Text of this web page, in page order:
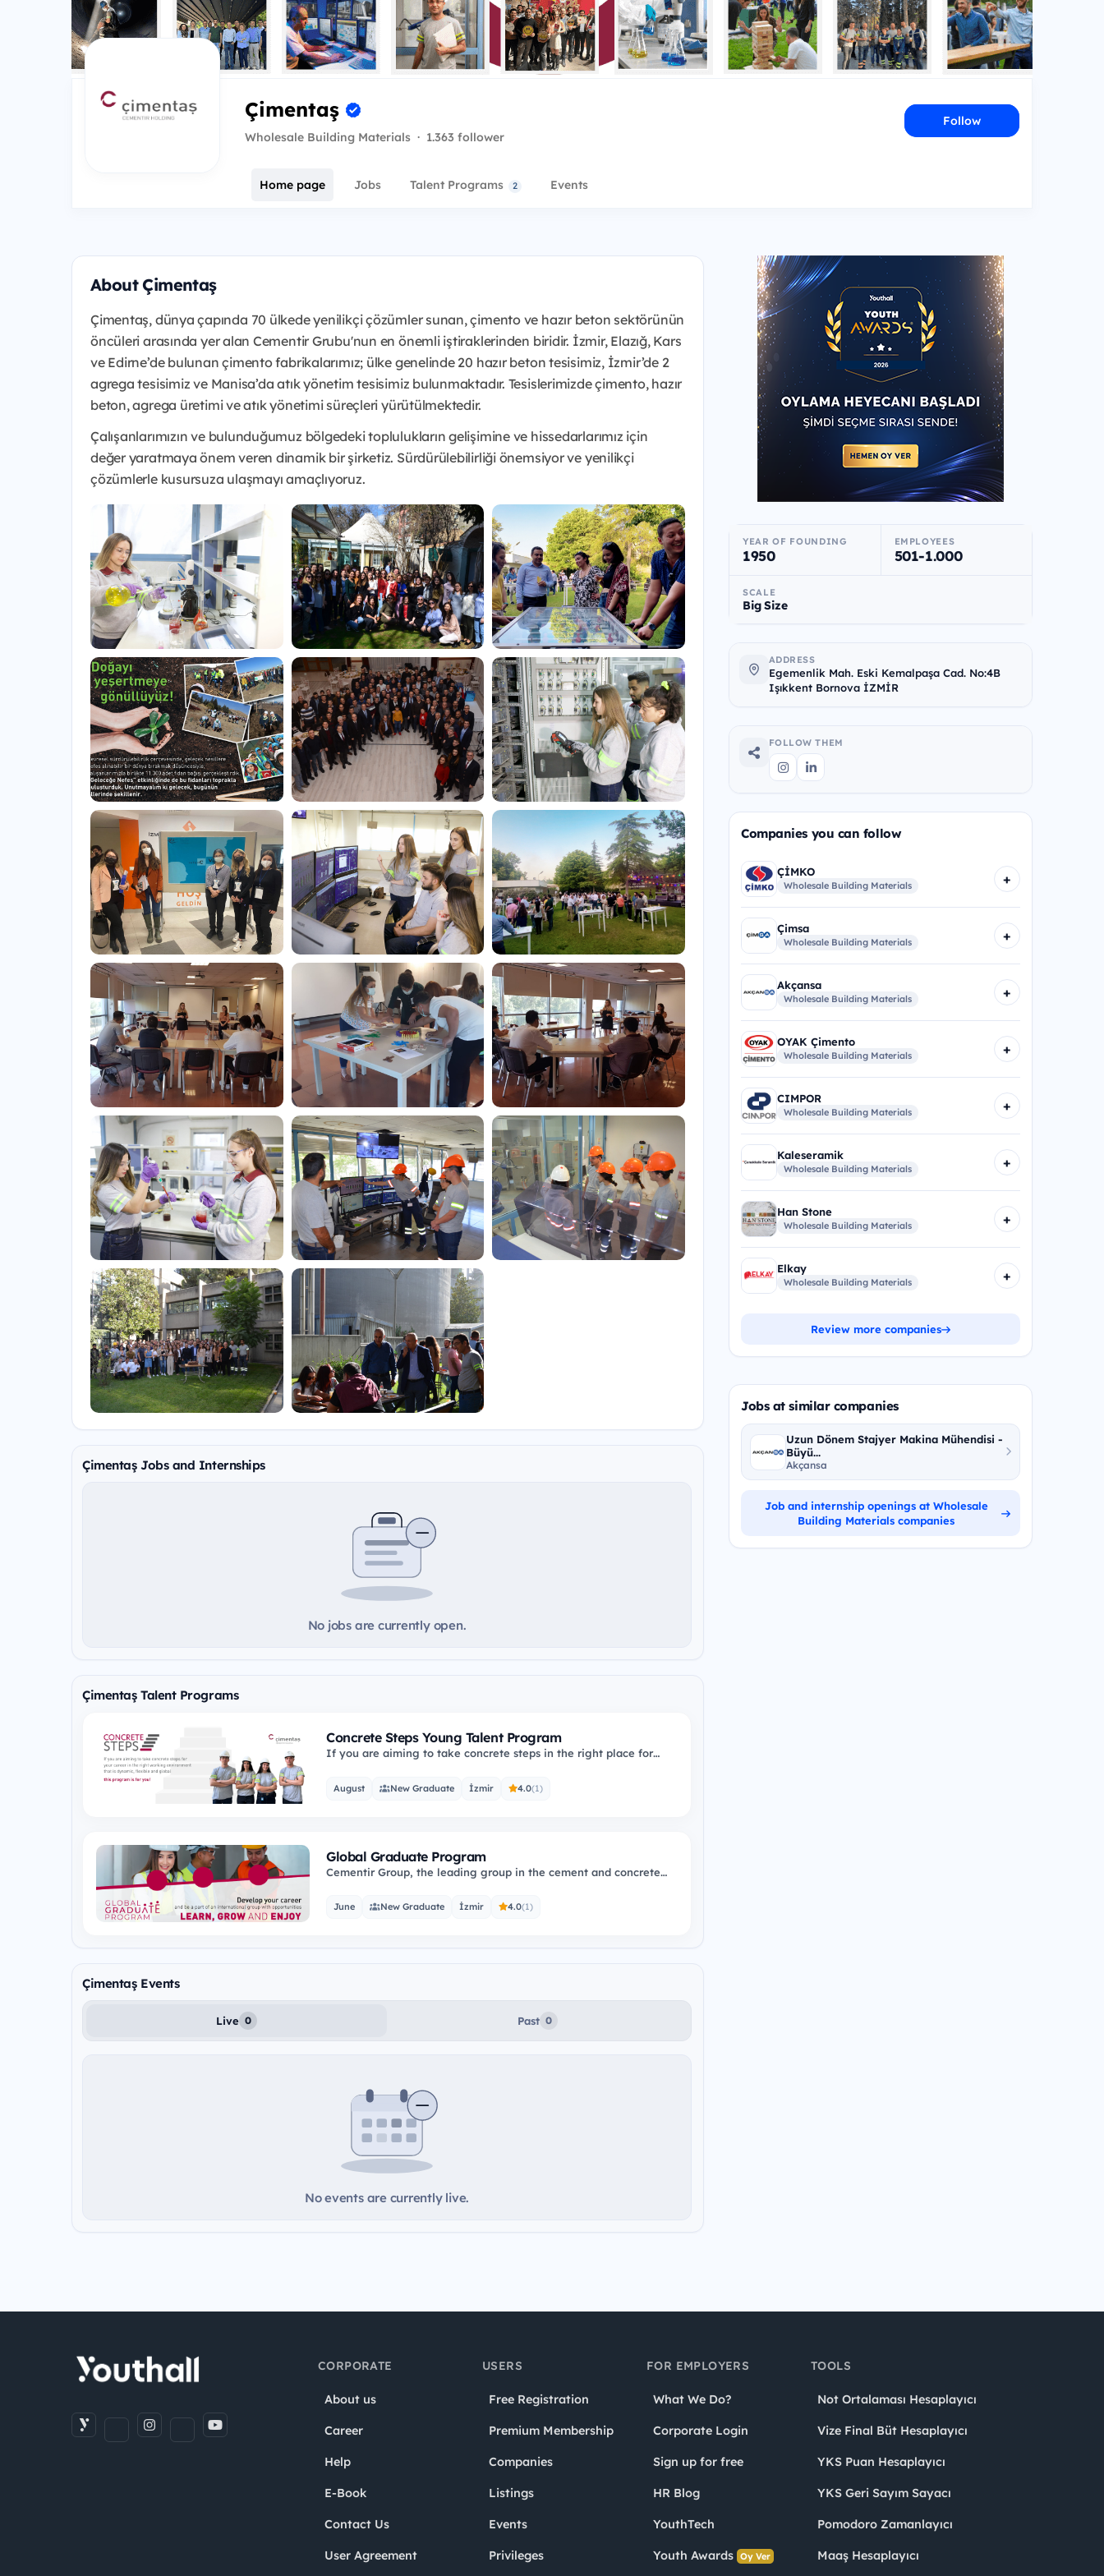
Çimentaş
Wholesale Building Materials · 1.363 follower
Follow
Home page Jobs Talent Programs 2 Events
About Çimentaş
Çimentaş, dünya çapında 70 ülkede yenilikçi çözümler sunan, çimento ve hazır beton sektörünün
öncüleri arasında yer alan Cementir Grubu'nun en önemli iştiraklerinden biridir. İzmir, Elazığ, Kars
ve Edirne’de bulunan çimento fabrikalarımız; ülke genelinde 20 hazır beton tesisimiz, İzmir’de 2
agrega tesisimiz ve Manisa’da atık yönetim tesisimiz bulunmaktadır. Tesislerimizde çimento, hazır
beton, agrega üretimi ve atık yönetimi süreçleri yürütülmektedir.
Çalışanlarımızın ve bulunduğumuz bölgedeki toplulukların gelişimine ve hissedarlarımız için
değer yaratmaya önem veren dinamik bir şirketiz. Sürdürülebilirliği önemsiyor ve yenilikçi
çözümlerle kusursuza ulaşmayı amaçlıyoruz.
Çimentaş Jobs and Internships
No jobs are currently open.
Çimentaş Talent Programs
Concrete Steps Young Talent Program
If you are aiming to take concrete steps in the right place for
August New Graduate İzmir 4.0(1)
Global Graduate Program
Cementir Group, the leading group in the cement and concrete
June New Graduate İzmir 4.0(1)
Çimentaş Events
Live 0 Past 0
No events are currently live.
YEAR OF FOUNDING
1950
EMPLOYEES
501-1.000
SCALE
Big Size
ADDRESS
Egemenlik Mah. Eski Kemalpaşa Cad. No:4B
Işıkkent Bornova İZMİR
FOLLOW THEM
Companies you can follow
ÇİMKO
Wholesale Building Materials +
Çimsa
Wholesale Building Materials +
Akçansa
Wholesale Building Materials +
OYAK Çimento
Wholesale Building Materials +
CIMPOR
Wholesale Building Materials +
Kaleseramik
Wholesale Building Materials +
Han Stone
Wholesale Building Materials +
Elkay
Wholesale Building Materials +
Review more companies
Jobs at similar companies
Uzun Dönem Stajyer Makina Mühendisi -
Büyü...
Akçansa
Job and internship openings at Wholesale
Building Materials companies
CORPORATE
About us
Career
Help
E-Book
Contact Us
User Agreement
USERS
Free Registration
Premium Membership
Companies
Listings
Events
Privileges
FOR EMPLOYERS
What We Do?
Corporate Login
Sign up for free
HR Blog
YouthTech
Youth Awards Oy Ver
TOOLS
Not Ortalaması Hesaplayıcı
Vize Final Büt Hesaplayıcı
YKS Puan Hesaplayıcı
YKS Geri Sayım Sayacı
Pomodoro Zamanlayıcı
Maaş Hesaplayıcı